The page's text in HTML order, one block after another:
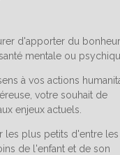
d'apporter du
mentale ou
à vos actions
votre souhait de
enjeux actuels.
les plus petits d'entre les
de l'enfant et de son